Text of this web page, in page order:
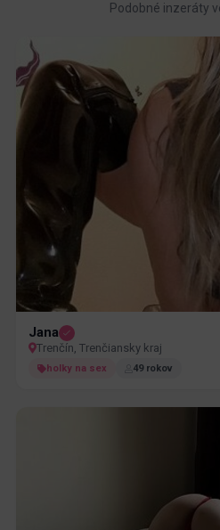
Podobné inzeráty
Jana
Trenčín, Trenčiansky kraj
holky na sex 49 rokov